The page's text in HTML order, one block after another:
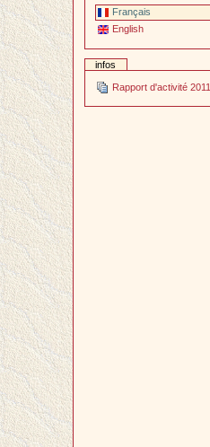
Français
English
infos
Rapport d'activité 2011